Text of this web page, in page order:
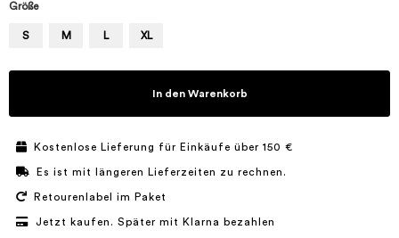
Größe
S M L XL
In den Warenkorb
Kostenlose Lieferung für Einkäufe über 150 €
Es ist mit längeren Lieferzeiten zu rechnen.
Retourenlabel im Paket
Jetzt kaufen. Später mit Klarna bezahlen